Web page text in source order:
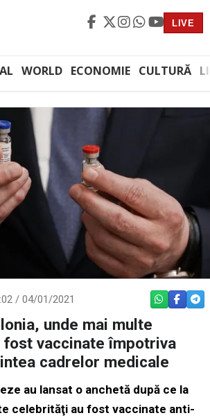
LIVE
WORLD ECONOMIE CULTURĂ
/ 04/01/2021 WHATSAPP
unde mai multe
vaccinate împotriva
cadrelor medicale
au lansat o anchetă după ce la
celebrităţi au fost vaccinate anti-